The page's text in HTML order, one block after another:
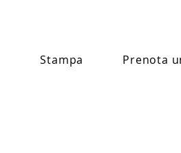
Stampa Prenota